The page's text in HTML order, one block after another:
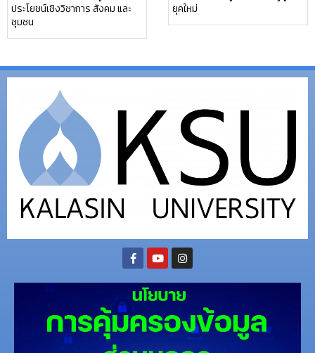
ประโยชน์เชิงวิชาการ สังคม และ
ชุมชน
ยุคใหม่